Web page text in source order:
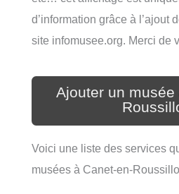
d’information grâce à l’ajout
site infomusee.org. Merci de
Ajouter un musée
Voici une liste des services
musées à Canet-en-